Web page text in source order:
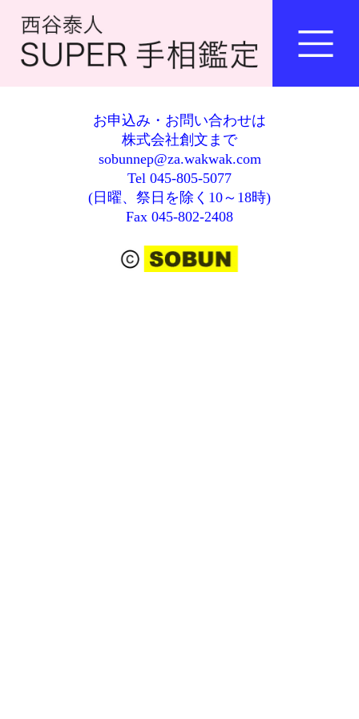
お申込み・お問い合わせは
株式会社創文まで
sobunnep@za.wakwak.com
Tel 045-805-5077
(日曜、祭日を除く10～18時)
Fax 045-802-2408